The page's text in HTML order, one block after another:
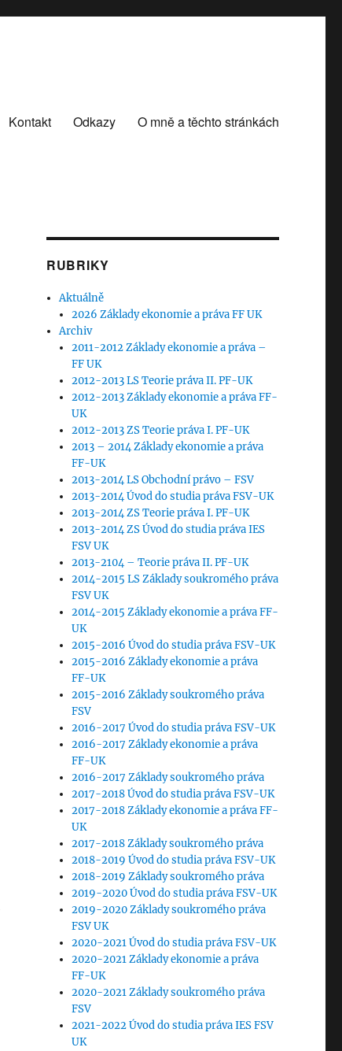
Kontakt Odkazy O mně a těchto stránkách
RUBRIKY
Aktuálně
2026 Základy ekonomie a práva FF UK
Archiv
2011-2012 Základy ekonomie a práva –
FF UK
2012-2013 LS Teorie práva II. PF-UK
2012-2013 Základy ekonomie a práva FF-
UK
2012-2013 ZS Teorie práva I. PF-UK
2013 – 2014 Základy ekonomie a práva
FF-UK
2013-2014 LS Obchodní právo – FSV
2013-2014 Úvod do studia práva FSV-UK
2013-2014 ZS Teorie práva I. PF-UK
2013-2014 ZS Úvod do studia práva IES
FSV UK
2013-2104 – Teorie práva II. PF-UK
2014-2015 LS Základy soukromého práva
FSV UK
2014-2015 Základy ekonomie a práva FF-
UK
2015-2016 Úvod do studia práva FSV-UK
2015-2016 Základy ekonomie a práva
FF-UK
2015-2016 Základy soukromého práva
FSV
2016-2017 Úvod do studia práva FSV-UK
2016-2017 Základy ekonomie a práva
FF-UK
2016-2017 Základy soukromého práva
2017-2018 Úvod do studia práva FSV-UK
2017-2018 Základy ekonomie a práva FF-
UK
2017-2018 Základy soukromého práva
2018-2019 Úvod do studia práva FSV-UK
2018-2019 Základy soukromého práva
2019-2020 Úvod do studia práva FSV-UK
2019-2020 Základy soukromého práva
FSV UK
2020-2021 Úvod do studia práva FSV-UK
2020-2021 Základy ekonomie a práva
FF-UK
2020-2021 Základy soukromého práva
FSV
2021-2022 Úvod do studia práva IES FSV
UK